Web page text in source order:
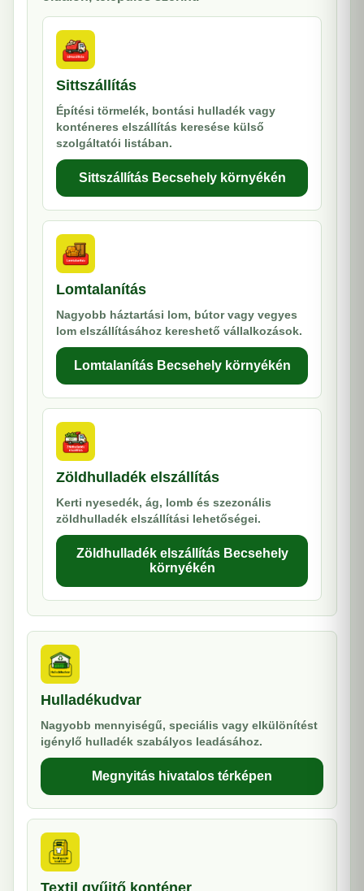
Sittszállítás
Építési törmelék, bontási hulladék vagy
konténeres elszállítás keresése külső
szolgáltatói listában.
Sittszállítás Becsehely környékén
Lomtalanítás
Nagyobb háztartási lom, bútor vagy vegyes
lom elszállításához kereshető vállalkozások.
Lomtalanítás Becsehely környékén
Zöldhulladék elszállítás
Kerti nyesedék, ág, lomb és szezonális
zöldhulladék elszállítási lehetőségei.
Zöldhulladék elszállítás Becsehely
környékén
Hulladékudvar
Nagyobb mennyiségű, speciális vagy elkülönítést
igénylő hulladék szabályos leadásához.
Megnyitás hivatalos térképen
Textil gyűjtő konténer